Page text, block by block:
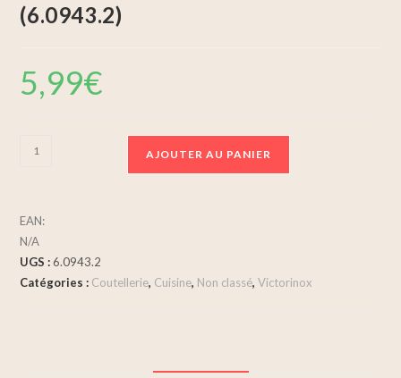
(6.0943.2)
5,99€
AJOUTER AU PANIER
EAN:
N/A
UGS :6.0943.2
Catégories : Coutellerie, Cuisine, Non classé,Victorinox